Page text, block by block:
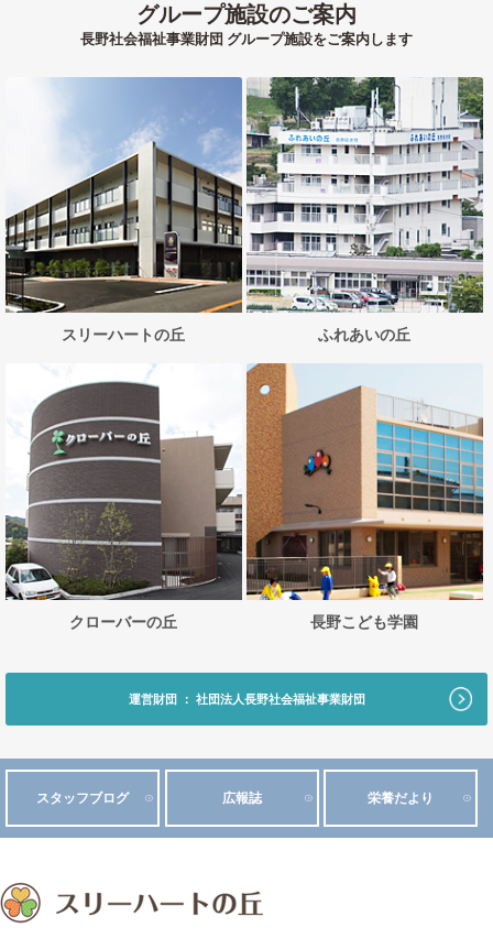
グループ施設のご案内
長野社会福祉事業財団 グループ施設をご案内します
スリーハートの丘 ふれあいの丘
クローバーの丘 長野こども学園
運営財団 ： 社団法人長野社会福祉事業財団
スタッフブログ 広報誌 栄養だより